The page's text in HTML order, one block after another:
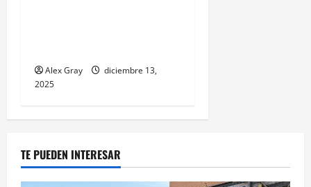
Alex Gray
diciembre 13,
2025
TE PUEDEN INTERESAR